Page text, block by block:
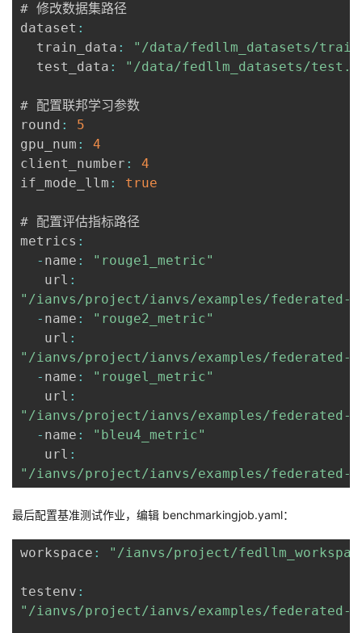
# 修改数据集路径
dataset :
  train_data
:
"/data/fedllm_datasets/
  test_data
: "/data/fedllm_datasets/
# 配置联邦学习参数
round :
5
gpu_num :
4
client_number :
4
if_mode_llm : true
# 配置评估指标路径
metrics :
- name :
"rouge1_metric"
   url
:
"/ianvs/project/ianvs/examples/
- name :
"rouge2_metric"
   url
:
"/ianvs/project/ianvs/examples/
- name :
"rougel_metric"
   url
:
"/ianvs/project/ianvs/examples/
- name :
"bleu4_metric"
   url
:
"/ianvs/project/ianvs/examples/
最后配置基准测试作业，编辑 benchmarkingjob.yaml：
workspace : "/ianvs/project/
testenv :
"/ianvs/project/ianvs/examples/